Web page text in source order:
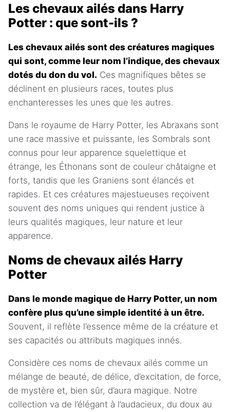
Les chevaux ailés dans Harry
Potter : que sont-ils ?
Les chevaux ailés sont des créatures magiques
qui sont, comme leur nom l’indique, des chevaux
dotés du don du vol. Ces magnifiques bêtes se
déclinent en plusieurs races, toutes plus
enchanteresses les unes que les autres.
Dans le royaume de Harry Potter, les Abraxans sont
une race massive et puissante, les Sombrals sont
connus pour leur apparence squelettique et
étrange, les Éthonans sont de couleur châtaigne et
forts, tandis que les Graniens sont élancés et
rapides. Et ces créatures majestueuses reçoivent
souvent des noms uniques qui rendent justice à
leurs qualités magiques, leur nature et leur
apparence.
Noms de chevaux ailés Harry
Potter
Dans le monde magique de Harry Potter, un nom
confère plus qu’une simple identité à un être.
Souvent, il reflète l’essence même de la créature et
ses capacités ou attributs magiques innés.
Considère ces noms de chevaux ailés comme un
mélange de beauté, de délice, d’excitation, de force,
de mystère et, bien sûr, d’aura magique. Notre
collection va de l’élégant à l’audacieux, du doux au